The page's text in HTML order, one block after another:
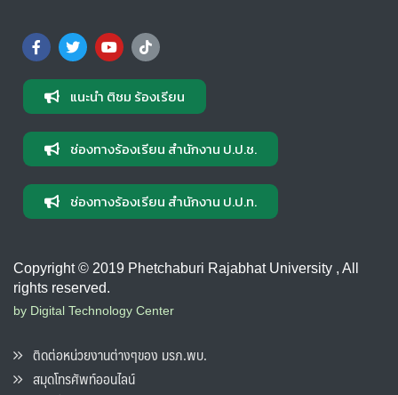
แนะนำ ติชม ร้องเรียน
ช่องทางร้องเรียน สำนักงาน ป.ป.ช.
ช่องทางร้องเรียน สำนักงาน ป.ป.ท.
Copyright © 2019 Phetchaburi Rajabhat University , All
rights reserved.
by Digital Technology Center
ติดต่อหน่วยงานต่างๆของ มรภ.พบ.
สมุดโทรศัพท์ออนไลน์